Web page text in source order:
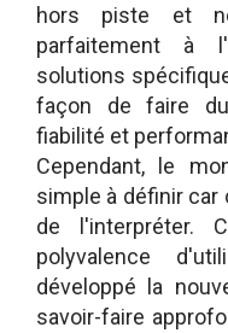
hors piste et
parfaitement à
solutions
façon de faire du
fiabilité et
Cependant, le
simple à définir car
de l'interpréter.
polyvalence
développé la
savoir-faire